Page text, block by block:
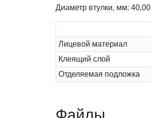
Диаметр втулки, мм: 40,00
Лицевой материал
Клеящий слой
Отделяемая подложка